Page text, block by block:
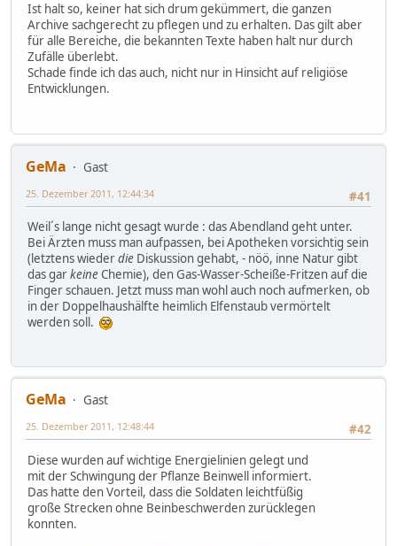
Ist halt so, keiner hat sich drum gekümmert, die ganzen
Archive sachgerecht zu pflegen und zu erhalten. Das gilt aber
für alle Bereiche, die bekannten Texte haben halt nur durch
Zufälle überlebt.
Schade finde ich das auch, nicht nur in Hinsicht auf religiöse
Entwicklungen.
GeMa
Gast
#41
25. Dezember 2011, 12:44:34
Weil´s lange nicht gesagt wurde : das Abendland geht unter.
Bei Ärzten muss man aufpassen, bei Apotheken vorsichtig sein
(letztens wiederdie Diskussion gehabt, - nöö, inne Natur gibt
das garkeineChemie), den Gas-Wasser-Scheiße-Fritzen auf die
Finger schauen. Jetzt muss man wohl auch noch aufmerken, ob
in der Doppelhaushälfte heimlich Elfenstaub vermörtelt
werden soll.
GeMa
Gast
#42
25. Dezember 2011, 12:48:44
Diese wurden auf wichtige Energielinien gelegt und
mit der Schwingung der Pflanze Beinwell informiert.
Das hatte den Vorteil, dass die Soldaten leichtfüßig
große Strecken ohne Beinbeschwerden zurücklegen
konnten.